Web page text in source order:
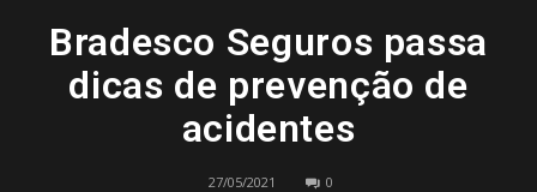
Bradesco Seguros passa
dicas de prevenção de
acidentes
27/05/2021 0